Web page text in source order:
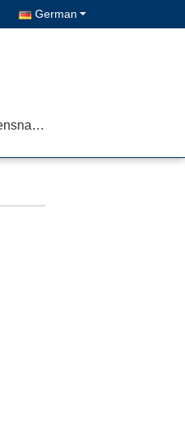
German
Unternehmensnachrichten